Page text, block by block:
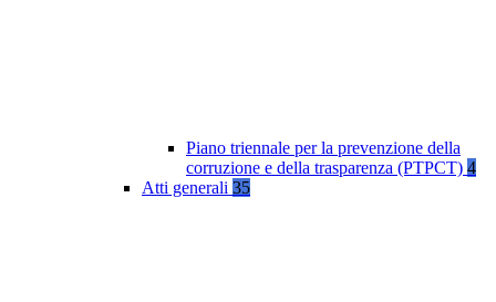
Piano triennale per la prevenzione della
corruzione e della trasparenza (PTPCT) 4
Atti generali 35